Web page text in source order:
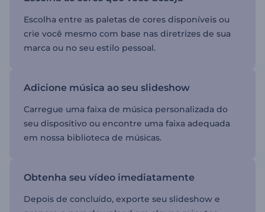
Escolha entre as paletas de cores disponíveis ou
crie você mesmo com base nas diretrizes de sua
marca ou no seu estilo pessoal.
Adicione música ao seu slideshow
Carregue uma faixa de música personalizada do
seu dispositivo ou encontre uma faixa adequada
em nossa biblioteca de músicas.
Obtenha seu vídeo imediatamente
Depois de concluído, exporte seu slideshow e